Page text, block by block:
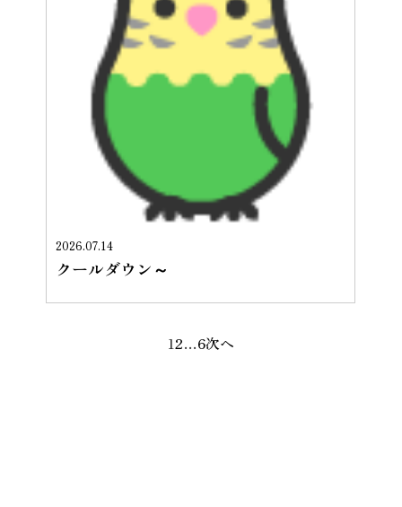
2026.07.14
クールダウン～
12…6次へ